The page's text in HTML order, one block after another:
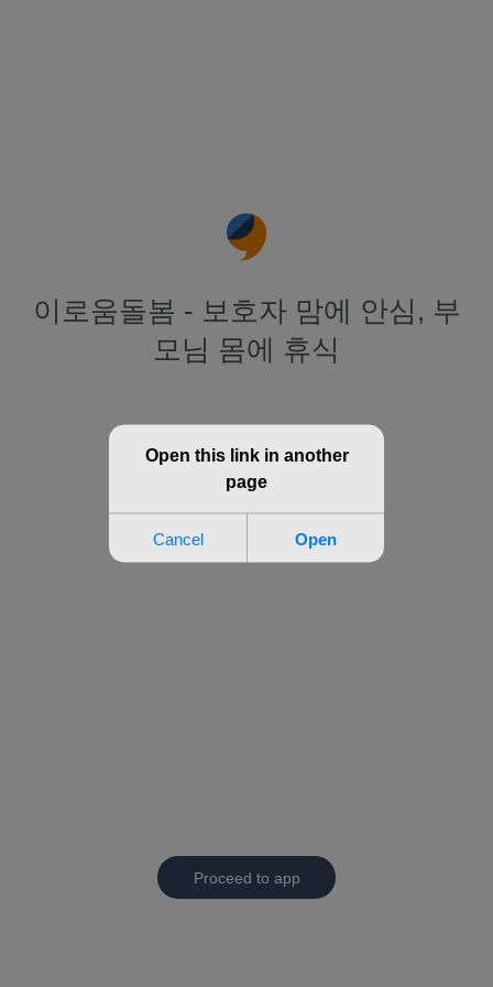
이로움돌봄 - 보호자 맘에 안심, 부
모님 몸에 휴식
Proceed to app